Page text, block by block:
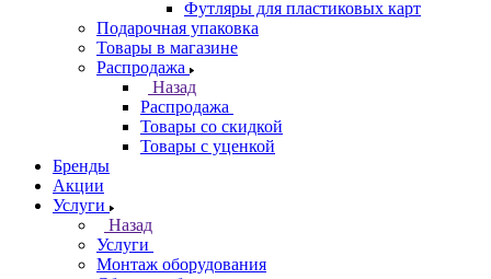
Футляры для пластиковых карт
Подарочная упаковка
Товары в магазине
Распродажа
Назад
Распродажа
Товары со скидкой
Товары с уценкой
Бренды
Акции
Услуги
Назад
Услуги
Монтаж оборудования